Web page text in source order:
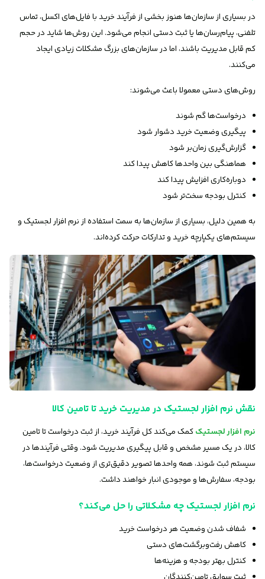
در بسیاری از سازمان‌ها هنوز بخشی از فرآیند خرید با فایل‌های اکسل، تماس
تلفنی، پیام‌رسان‌ها یا ثبت دستی انجام می‌شود. این روش‌ها شاید در حجم
کم قابل مدیریت باشند، اما در سازمان‌های بزرگ مشکلات زیادی ایجاد
می‌کنند.
روش‌های دستی معمولا باعث می‌شوند:
درخواست‌ها گم شوند
پیگیری وضعیت خرید دشوار شود
گزارش‌گیری زمان‌بر شود
هماهنگی بین واحدها کاهش پیدا کند
دوباره‌کاری افزایش پیدا کند
کنترل بودجه سخت‌تر شود
به همین دلیل، بسیاری از سازمان‌ها به سمت استفاده از نرم افزار لجستیک و
سیستم‌های یکپارچه خرید و تدارکات حرکت کرده‌اند.
نقش نرم افزار لجستیک در مدیریت خرید تا تامین کالا
نرم افزار لجستیککمک می‌کند کل فرآیند خرید، از ثبت درخواست تا تامین
کالا، در یک مسیر مشخص و قابل پیگیری مدیریت شود. وقتی فرآیندها در
سیستم ثبت شوند، همه واحدها تصویر دقیق‌تری از وضعیت درخواست‌ها،
بودجه، سفارش‌ها و موجودی انبار خواهند داشت.
نرم افزار لجستیک چه مشکلاتی را حل می‌کند؟
شفاف شدن وضعیت هر درخواست خرید
کاهش رفت‌وبرگشت‌های دستی
کنترل بهتر بودجه و هزینه‌ها